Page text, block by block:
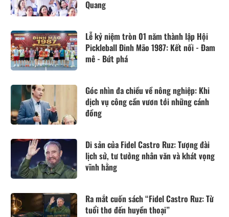
Quang
Lễ kỷ niệm tròn 01 năm thành lập Hội
Pickleball Đinh Mão 1987: Kết nối - Đam
mê - Bứt phá
Góc nhìn đa chiều về nông nghiệp: Khi
dịch vụ công cần vươn tới những cánh
đồng
Di sản của Fidel Castro Ruz: Tượng đài
lịch sử, tư tưởng nhân văn và khát vọng
vĩnh hằng
Ra mắt cuốn sách “Fidel Castro Ruz: Từ
tuổi thơ đến huyền thoại”